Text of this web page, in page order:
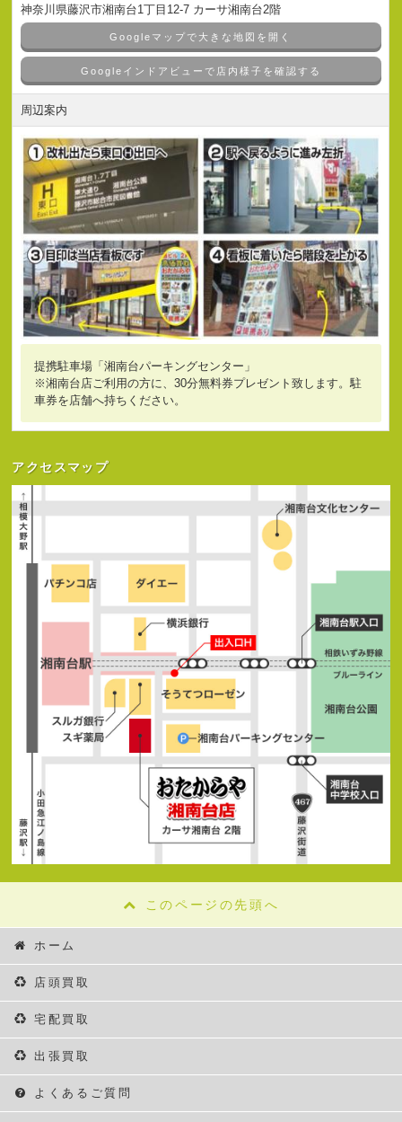
神奈川県藤沢市湘南台1丁目12-7 カーサ湘南台2階
Googleマップで大きな地図を開く
Googleインドアビューで店内様子を確認する
周辺案内
提携駐車場「湘南台パーキングセンター」
※湘南台店ご利用の方に、30分無料券プレゼント致します。駐
車券を店舗へ持ちください。
アクセスマップ
このページの先頭へ
ホーム
店頭買取
宅配買取
出張買取
よくあるご質問